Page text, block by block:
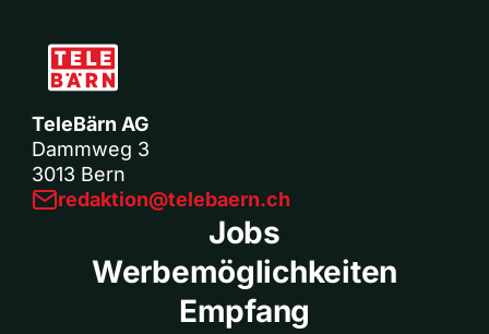
TeleBärn AG
Dammweg 3
3013 Bern
redaktion@telebaern.ch
Jobs
Werbemöglichkeiten
Empfang